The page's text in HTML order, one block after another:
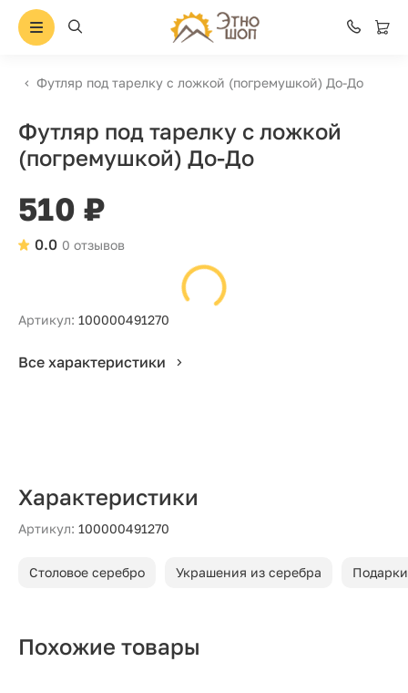
Футляр под тарелку с ложкой (погремушкой) До-До
Футляр под тарелку с ложкой
(погремушкой) До-До
510 ₽
0 отзывов
0.0
Артикул: 100000491270
Все характеристики
Характеристики
Артикул: 100000491270
Столовое серебро Украшения из серебра
Похожие товары